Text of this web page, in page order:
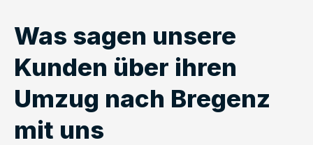
Was sagen unsere
Kunden über ihren
Umzug nach Bregenz
mit uns